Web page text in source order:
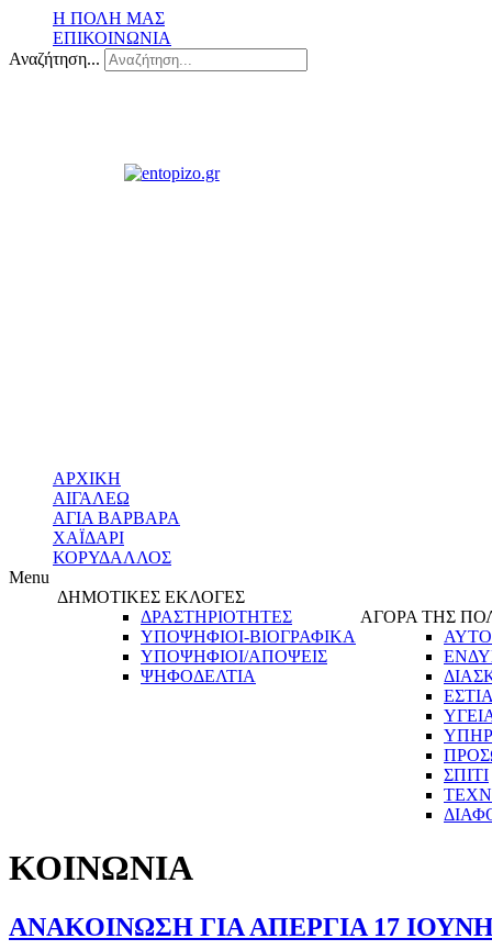
Η ΠΟΛΗ ΜΑΣ
ΕΠΙΚΟΙΝΩΝΙΑ
Αναζήτηση...
ΑΡΧΙΚΗ
ΑΙΓΑΛΕΩ
ΑΓΙΑ ΒΑΡΒΑΡΑ
ΧΑΪΔΑΡΙ
ΚΟΡΥΔΑΛΛΟΣ
Menu
ΔΗΜΟΤΙΚΕΣ ΕΚΛΟΓΕΣ
ΔΡΑΣΤΗΡΙΟΤΗΤΕΣ
ΥΠΟΨΗΦΙΟΙ-ΒΙΟΓΡΑΦΙΚΑ
ΥΠΟΨΗΦΙΟΙ/ΑΠΟΨΕΙΣ
ΨΗΦΟΔΕΛΤΙΑ
ΑΓΟΡΑ ΤΗΣ
ΣΠΙΤΙ
ΚΟΙΝΩΝΙΑ
ΑΝΑΚΟΙΝΩΣΗ ΓΙΑ ΑΠΕΡΓΙΑ 17